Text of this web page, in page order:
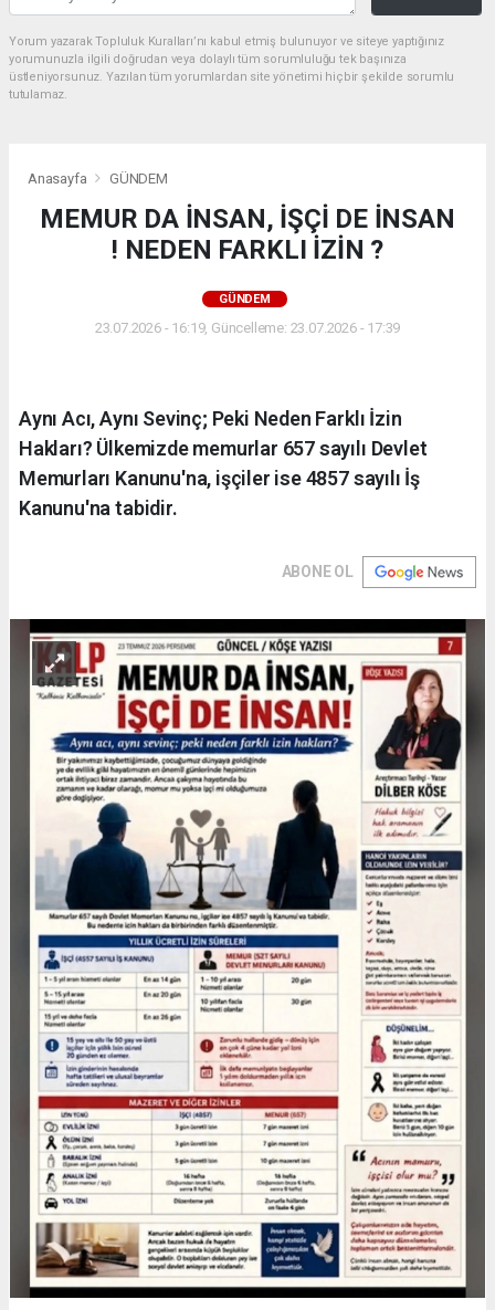
Yorum yazarak Topluluk Kuralları’nı kabul etmiş bulunuyor ve siteye yaptığınız
yorumunuzla ilgili doğrudan veya dolaylı tüm sorumluluğu tek başınıza
üstleniyorsunuz. Yazılan tüm yorumlardan site yönetimi hiçbir şekilde sorumlu
tutulamaz.
Anasayfa GÜNDEM
MEMUR DA İNSAN, İŞÇİ DE İNSAN
! NEDEN FARKLI İZİN ?
GÜNDEM
23.07.2026 - 16:19, Güncelleme: 23.07.2026 - 17:39
Aynı Acı, Aynı Sevinç; Peki Neden Farklı İzin
Hakları? Ülkemizde memurlar 657 sayılı Devlet
Memurları Kanunu'na, işçiler ise 4857 sayılı İş
Kanunu'na tabidir.
ABONE OL